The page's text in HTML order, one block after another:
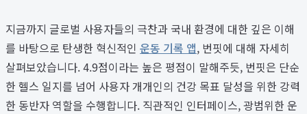
지금까지 글로벌 사용자들의 극찬과 국내 환경에 대한 깊은 이해
를 바탕으로 탄생한 혁신적인 운동 기록 앱, 번핏에 대해 자세히
살펴보았습니다. 4.9점이라는 높은 평점이 말해주듯, 번핏은 단순
한 헬스 일지를 넘어 사용자 개개인의 건강 목표 달성을 위한 강력
한 동반자 역할을 수행합니다. 직관적인 인터페이스, 광범위한 운